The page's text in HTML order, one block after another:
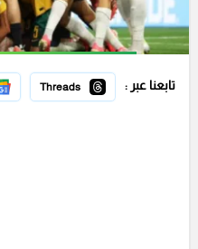
تابعنا عبر : Threads